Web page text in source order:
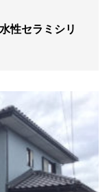
性セラミシリ